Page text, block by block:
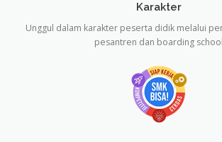
Karakter
Unggul dalam karakter peserta didik melalui
pesantren dan boarding school